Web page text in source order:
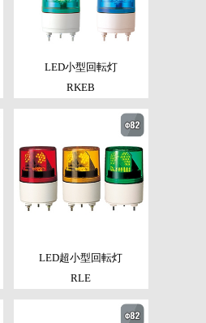
LED小型回転灯
RKEB
LED超小型回転灯
RLE